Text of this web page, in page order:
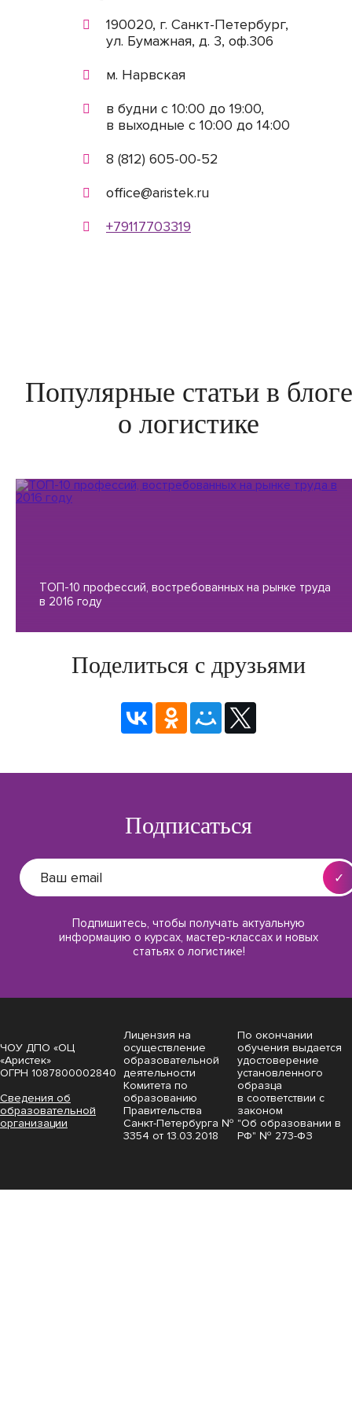
190020, г. Санкт-Петербург,
ул. Бумажная, д. 3, оф.306
м. Нарвская
в будни с 10:00 до 19:00,
в выходные с 10:00 до 14:00
8 (812) 605-00-52
office@aristek.ru
+79117703319
Популярные статьи в блоге
о логистике
ТОП-10 профессий, востребованных на рынке труда
в 2016 году
Поделиться с друзьями
Подписаться
Подпишитесь, чтобы получать актуальную
информацию о курсах, мастер-классах и новых
статьях о логистике!
ЧОУ ДПО «ОЦ
«Аристек»
ОГРН 1087800002840
Сведения об
образовательной
организации
Лицензия на
осуществление
образовательной
деятельности
Комитета по
образованию
Правительства
Санкт-Петербурга №
3354 от 13.03.2018
По окончании
обучения выдается
удостоверение
установленного
образца
в соответствии с
законом
"Об образовании в
РФ" № 273-ФЗ